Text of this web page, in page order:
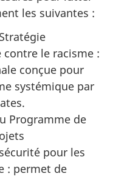
les suivantes :
le racisme :
conçue pour
systémique par
Programme de
pour les
: permet de